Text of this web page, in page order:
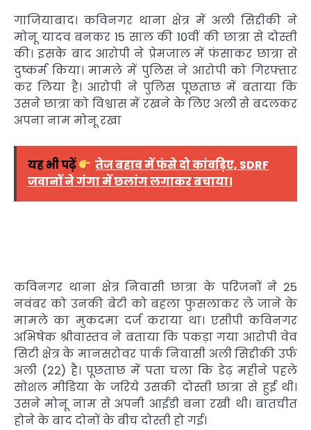
गाजियाबाद। कविनगर थाना क्षेत्र में अली सिद्दीकी ने
मोनू यादव बनकर 15 साल की 10वीं की छात्रा से दोस्ती
की। इसके बाद आरोपी ने प्रेमजाल में फंसाकर छात्रा से
दुष्कर्म किया। मामले में पुलिस ने आरोपी को गिरफ्तार
कर लिया है। आरोपी ने पुलिस पूछताछ में बताया कि
उसने छात्रा को विश्वास में रखने के लिए अली से बदलकर
अपना नाम मोनू रखा
यह भी पढ़ें
तेज बहाव में फंसे दो कांवड़िए, SDRF
जवानों ने गंगा में छलांग लगाकर बचाया।
कविनगर थाना क्षेत्र निवासी छात्रा के परिजनों ने 25
नवंबर को उनकी बेटी को बहला फुसलाकर ले जाने के
मामले का मुकदमा दर्ज कराया था। एसीपी कविनगर
अभिषेक श्रीवास्तव ने बताया कि पकड़ा गया आरोपी वेव
सिटी क्षेत्र के मानसरोवर पार्क निवासी अली सिद्दीकी उर्फ
अली (22) है। पूछताछ में पता चला कि डेढ़ महीने पहले
सोशल मीडिया के जरिये उसकी दोस्ती छात्रा से हुई थी।
उसने मोनू नाम से अपनी आईडी बना रखी थी। बातचीत
होने के बाद दोनों के बीच दोस्ती हो गई।